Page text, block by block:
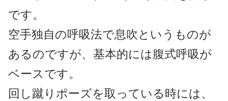
です。
空手独自の呼吸法で息吹というものが
あるのですが、基本的には腹式呼吸が
ベースです。
回し蹴りポーズを取っている時には、